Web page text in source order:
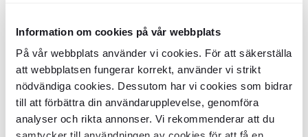
Information om cookies på vår webbplats
På vår webbplats använder vi cookies. För att säkerställa
att webbplatsen fungerar korrekt, använder vi strikt
nödvändiga cookies. Dessutom har vi cookies som bidrar
till att förbättra din användarupplevelse, genomföra
analyser och rikta annonser. Vi rekommenderar att du
Material:Granitkeramik
39SEK55 SEK-29%
LÄGG I VARUKORG
Kant:
Material:Granitkeramik
867SEK 1141 SEK/ m -24%
Pissano Dekor Kakel Alborán Mocca
Pissano Kakel Alborán Beige Matt